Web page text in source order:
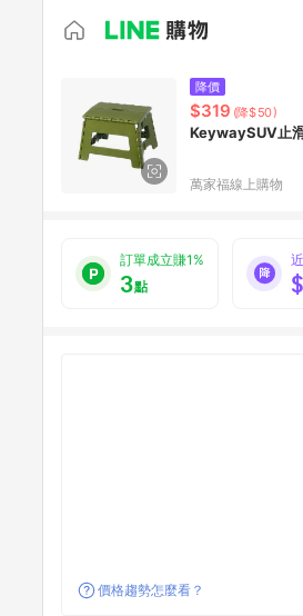
降價
$319 (降$50)
KeywaySUV止
萬家福線上購物
訂單成立賺1%
3點
價格趨勢怎麼看？